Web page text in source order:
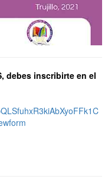
debes inscribirte en el